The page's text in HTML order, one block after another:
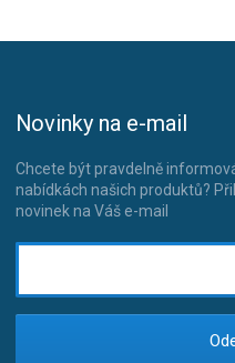
Novinky na e-mail
Chcete být pravdelně
nabídkách našich produktů?
novinek na Váš e-mail